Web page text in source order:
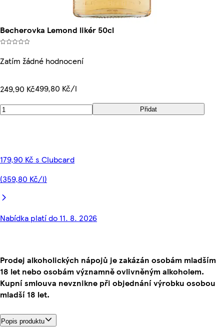
Becherovka Lemond likér 50cl
Zatím žádné hodnocení
249,90 Kč499,80 Kč/l
Přidat
179,90 Kč s Clubcard
(359,80 Kč/l)
Nabídka platí do 11. 8. 2026
Prodej alkoholických nápojů je zakázán osobám mladším
18 let nebo osobám významně ovlivněným alkoholem.
Kupní smlouva nevznikne při objednání výrobku osobou
mladší 18 let.
Popis produktu